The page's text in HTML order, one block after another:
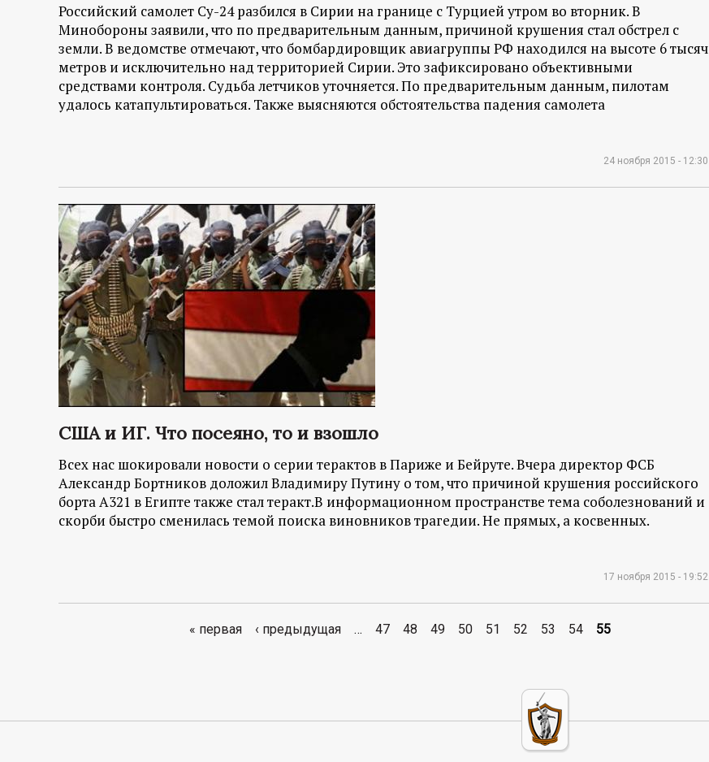
Российский самолет Су-24 разбился в Сирии на границе с Турцией утром во вторник. В
Минобороны заявили, что по предварительным данным, причиной крушения стал обстрел с
земли. В ведомстве отмечают, что бомбардировщик авиагруппы РФ находился на высоте 6 тысяч
метров и исключительно над территорией Сирии. Это зафиксировано объективными
средствами контроля. Судьба летчиков уточняется. По предварительным данным, пилотам
удалось катапультироваться. Также выясняются обстоятельства падения самолета
24 ноября 2015 - 12:30
США и ИГ. Что посеяно, то и взошло
Всех нас шокировали новости о серии терактов в Париже и Бейруте. Вчера директор ФСБ
Александр Бортников доложил Владимиру Путину о том, что причиной крушения российского
борта А321 в Египте также стал теракт.В информационном пространстве тема соболезнований и
скорби быстро сменилась темой поиска виновников трагедии. Не прямых, а косвенных.
17 ноября 2015 - 19:52
« первая ‹ предыдущая … 47 48 49 50 51 52 53 54 55